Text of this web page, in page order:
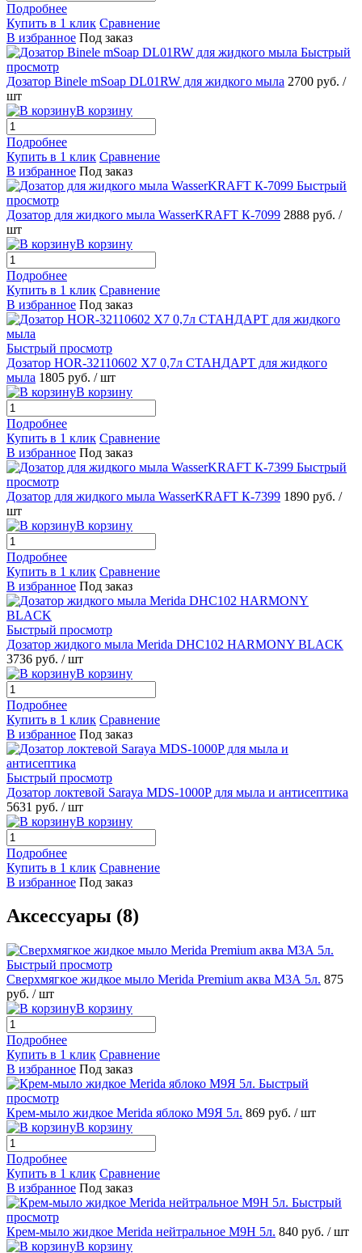
Подробнее
Купить в 1 клик Сравнение
В избранное Под заказ
Быстрый
просмотр
Дозатор Binele mSoap DL01RW для жидкого мыла 2700 руб. /
шт
В корзину
Подробнее
Купить в 1 клик Сравнение
В избранное Под заказ
Быстрый
просмотр
Дозатор для жидкого мыла WasserKRAFT К-7099 2888 руб. /
шт
В корзину
Подробнее
Купить в 1 клик Сравнение
В избранное Под заказ
Быстрый просмотр
Дозатор HOR-32110602 X7 0,7л СТАНДАРТ для жидкого
мыла 1805 руб. / шт
В корзину
Подробнее
Купить в 1 клик Сравнение
В избранное Под заказ
Быстрый
просмотр
Дозатор для жидкого мыла WasserKRAFT К-7399 1890 руб. /
шт
В корзину
Подробнее
Купить в 1 клик Сравнение
В избранное Под заказ
Быстрый просмотр
Дозатор жидкого мыла Merida DHC102 HARMONY BLACK
3736 руб. / шт
В корзину
Подробнее
Купить в 1 клик Сравнение
В избранное Под заказ
Быстрый просмотр
Дозатор локтевой Saraya MDS-1000P для мыла и антисептика
5631 руб. / шт
В корзину
Подробнее
Купить в 1 клик Сравнение
В избранное Под заказ
Аксессуары (8)
Быстрый просмотр
Сверхмягкое жидкое мыло Merida Premium аква M3А 5л. 875
руб. / шт
В корзину
Подробнее
Купить в 1 клик Сравнение
В избранное Под заказ
Быстрый
просмотр
Крем-мыло жидкое Merida яблоко M9Я 5л. 869 руб. / шт
В корзину
Подробнее
Купить в 1 клик Сравнение
В избранное Под заказ
Быстрый
просмотр
Крем-мыло жидкое Merida нейтральное M9Н 5л. 840 руб. / шт
В корзину